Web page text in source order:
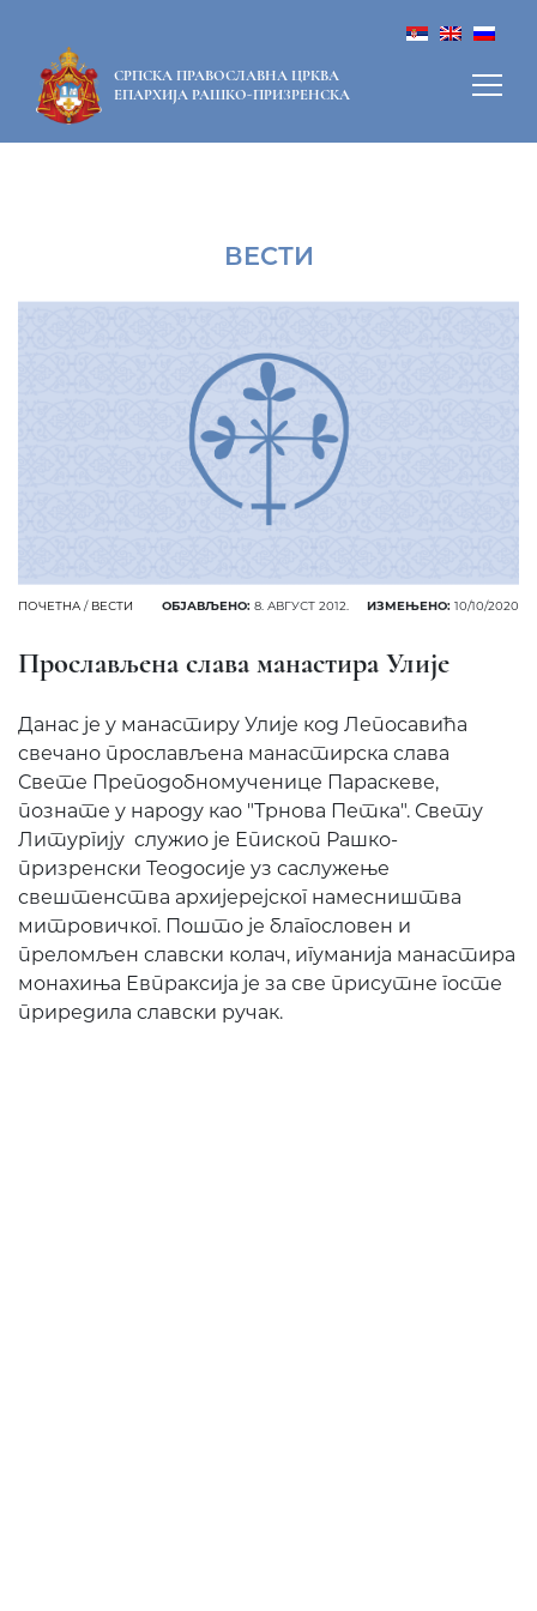
СРПСКА ПРАВОСЛАВНА ЦРКВА
ЕПАРХИЈА РАШКО-ПРИЗРЕНСКА
ВЕСТИ
ПОЧЕТНА / ВЕСТИ ОБЈАВЉЕНО: 8. АВГУСТ 2012. ИЗМЕЊЕНО: 10/10/2020
Прослављена слава манастира Улије
Данас је у манастиру Улије код Лепосавића
свечано прослављена манастирска слава
Свете Преподобномученице Параскеве,
познате у народу као "Трнова Петка". Свету
Литургију служио је Епископ Рашко-
призренски Теодосије уз саслужење
свештенства архијерејског намесништва
митровичког. Пошто је благословен и
преломљен славски колач, игуманија манастира
монахиња Евпраксија је за све присутне госте
приредила славски ручак.